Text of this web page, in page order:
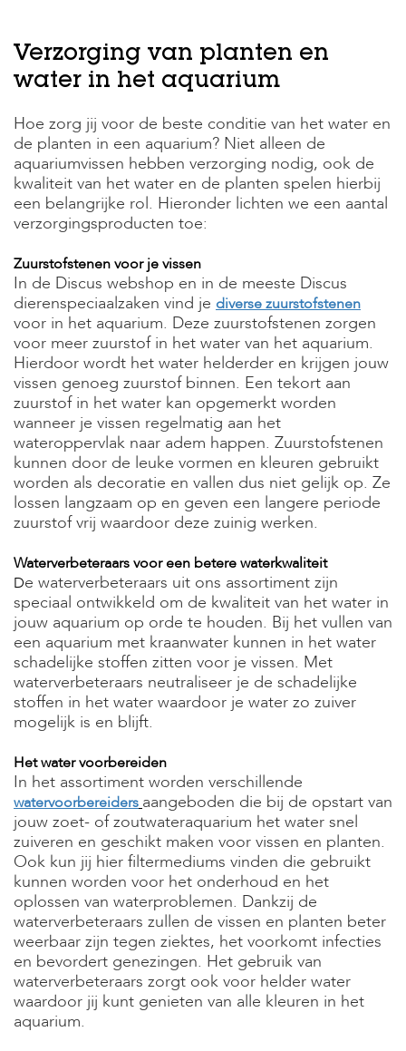
H
o
m
e
F
o
l
d
e
r
o
n
d
e
n
K
a
t
t
e
n
K
n
a
a
d
i
e
r
e
n
V
o
g
e
s
V
i
s
s
e
n
B
o
e
r
d
e
r
i
Verzorging van planten en
water in het aquarium
Hoe zorg jij voor de beste conditie van het water en
de planten in een aquarium? Niet alleen de
aquariumvissen hebben verzorging nodig, ook de
kwaliteit van het water en de planten spelen hierbij
een belangrijke rol. Hieronder lichten we een aantal
verzorgingsproducten toe:
Zuurstofstenen voor je vissen
In de Discus webshop en in de meeste Discus
dierenspeciaalzaken vind je diverse zuurstofstenen
voor in het aquarium. Deze zuurstofstenen zorgen
voor meer zuurstof in het water van het aquarium.
Hierdoor wordt het water helderder en krijgen jouw
vissen genoeg zuurstof binnen. Een tekort aan
zuurstof in het water kan opgemerkt worden
wanneer je vissen regelmatig aan het
wateroppervlak naar adem happen. Zuurstofstenen
kunnen door de leuke vormen en kleuren gebruikt
worden als decoratie en vallen dus niet gelijk op. Ze
lossen langzaam op en geven een langere periode
zuurstof vrij waardoor deze zuinig werken.
Waterverbeteraars voor een betere waterkwaliteit
De waterverbeteraars uit ons assortiment zijn
speciaal ontwikkeld om de kwaliteit van het water in
jouw aquarium op orde te houden. Bij het vullen van
een aquarium met kraanwater kunnen in het water
schadelijke stoffen zitten voor je vissen. Met
waterverbeteraars neutraliseer je de schadelijke
stoffen in het water waardoor je water zo zuiver
mogelijk is en blijft.
Het water voorbereiden
In het assortiment worden verschillende
watervoorbereiders aangeboden die bij de opstart van
jouw zoet- of zoutwateraquarium het water snel
zuiveren en geschikt maken voor vissen en planten.
Ook kun jij hier filtermediums vinden die gebruikt
kunnen worden voor het onderhoud en het
oplossen van waterproblemen. Dankzij de
waterverbeteraars zullen de vissen en planten beter
weerbaar zijn tegen ziektes, het voorkomt infecties
en bevordert genezingen. Het gebruik van
waterverbeteraars zorgt ook voor helder water
waardoor jij kunt genieten van alle kleuren in het
aquarium.